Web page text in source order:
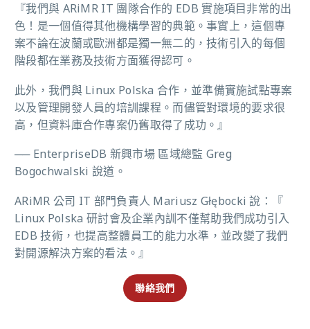
『我們與 ARiMR IT 團隊合作的 EDB 實施項目非常的出
色！是一個值得其他機構學習的典範。事實上，這個專
案不論在波蘭或歐洲都是獨一無二的，技術引入的每個
階段都在業務及技術方面獲得認可。
此外，我們與 Linux Polska 合作，並準備實施試點專案
以及管理開發人員的培訓課程。而儘管對環境的要求很
高，但資料庫合作專案仍舊取得了成功。』
── EnterpriseDB 新興市場 區域總監 Greg
Bogochwalski 說道。
ARiMR 公司 IT 部門負責人 Mariusz Głębocki 說：『
Linux Polska 研討會及企業內訓不僅幫助我們成功引入
EDB 技術，也提高整體員工的能力水準，並改變了我們
對開源解決方案的看法。』
聯絡我們